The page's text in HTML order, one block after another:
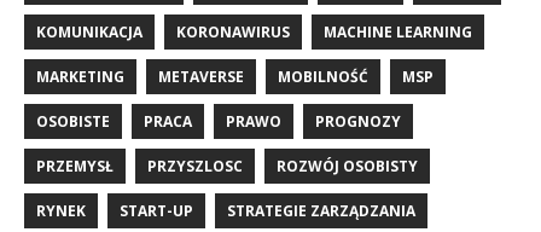
KOMUNIKACJA KORONAWIRUS MACHINE LEARNING
MARKETING METAVERSE MOBILNOŚĆ MSP
OSOBISTE PRACA PRAWO PROGNOZY
PRZEMYSŁ PRZYSZLOSC ROZWÓJ OSOBISTY
RYNEK START-UP STRATEGIE ZARZĄDZANIA